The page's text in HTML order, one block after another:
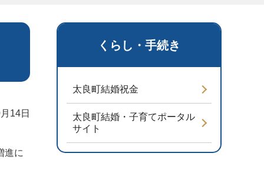
くらし・手続き
太良町結婚祝金
太良町結婚・子育てポータル
サイト
14日
進に